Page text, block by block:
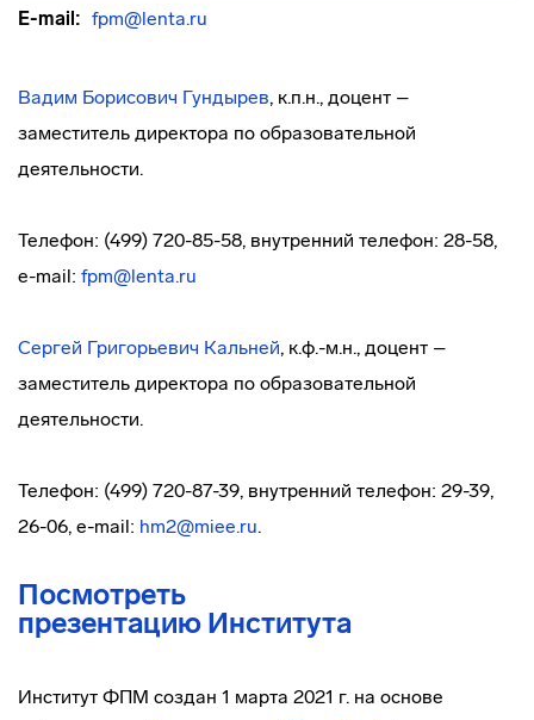
E-mail: fpm@lenta.ru
Вадим Борисович Гундырев, к.п.н., доцент –
заместитель директора по образовательной
деятельности.
Телефон: (499) 720-85-58, внутренний телефон: 28-58,
e-mail: fpm@lenta.ru
Сергей Григорьевич Кальней, к.ф.-м.н., доцент –
заместитель директора по образовательной
деятельности.
Телефон: (499) 720-87-39, внутренний телефон: 29-39,
26-06, e-mail: hm2@miee.ru.
Посмотреть
презентацию Института
Институт ФПМ создан 1 марта 2021 г. на основе